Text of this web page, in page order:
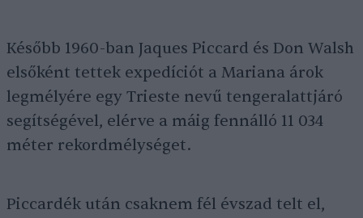
Később 1960-ban Jaques Piccard és Don Walsh
elsőként tettek expedíciót a Mariana árok
legmélyére egy Trieste nevű tengeralattjáró
segítségével, elérve a máig fennálló 11 034
méter rekordmélységet.
Piccardék után csaknem fél évszad telt el,